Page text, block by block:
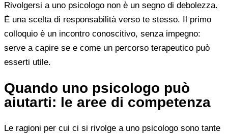
Rivolgersi a uno psicologo non è un segno di debolezza.
È una scelta di responsabilità verso te stesso. Il primo
colloquio è un incontro conoscitivo, senza impegno:
serve a capire se e come un percorso terapeutico può
esserti utile.
Quando uno psicologo può
aiutarti: le aree di competenza
Le ragioni per cui ci si rivolge a uno psicologo sono tante